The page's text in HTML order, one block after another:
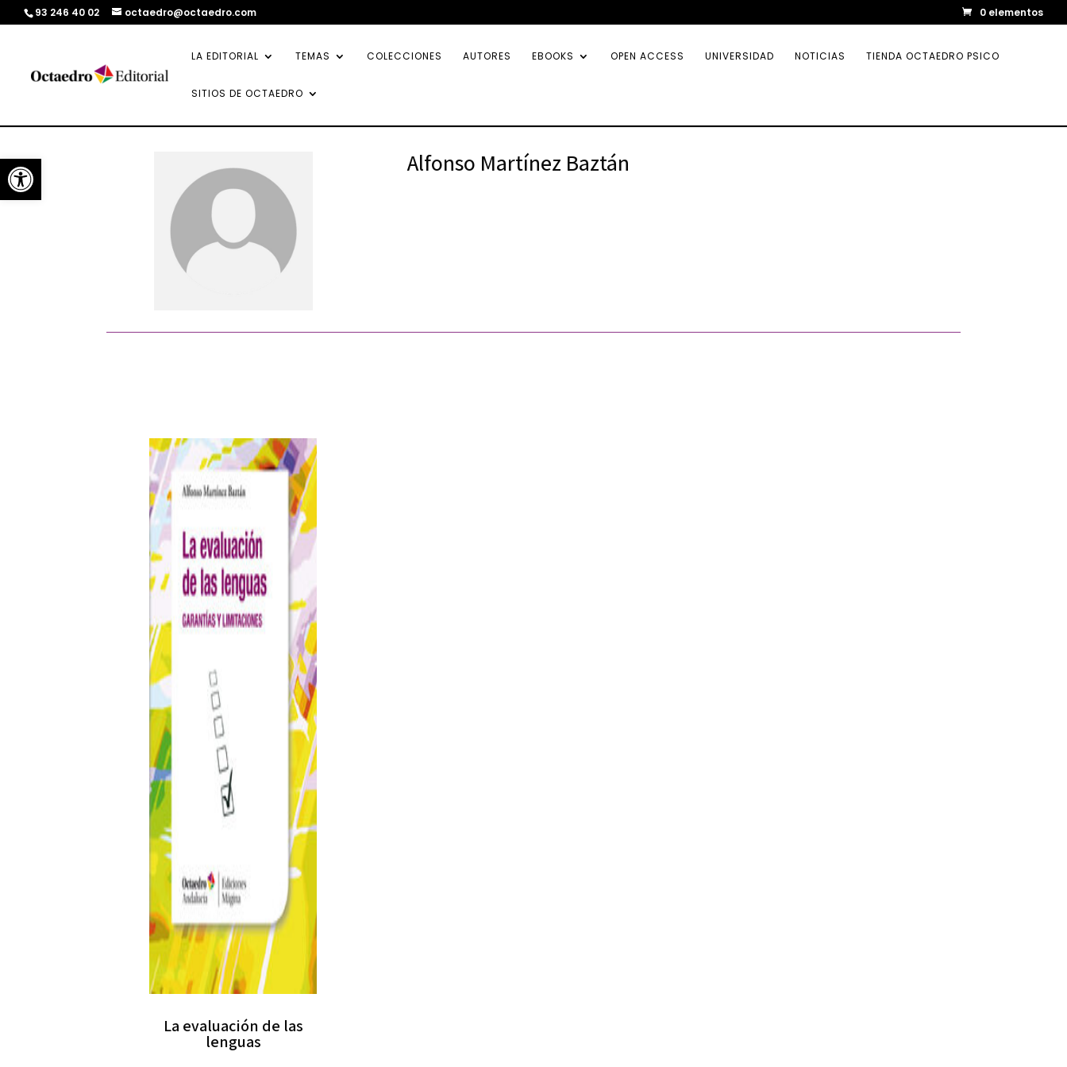
Abrir barra de herramientas
93 246 40 02 octaedro@octaedro.com 0 elementos
LA EDITORIAL TEMAS COLECCIONES AUTORES EBOOKS OPEN ACCESS UNIVERSIDAD NOTICIAS TIENDA OCTAEDRO PSICO
SITIOS DE OCTAEDRO
Alfonso Martínez Baztán
La evaluación de las
lenguas